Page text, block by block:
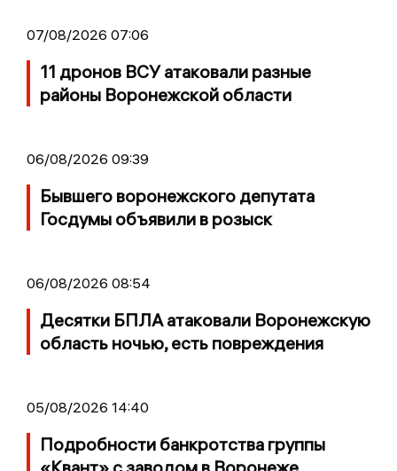
07/08/2026 07:06
11 дронов ВСУ атаковали разные
районы Воронежской области
06/08/2026 09:39
Бывшего воронежского депутата
Госдумы объявили в розыск
06/08/2026 08:54
Десятки БПЛА атаковали Воронежскую
область ночью, есть повреждения
05/08/2026 14:40
Подробности банкротства группы